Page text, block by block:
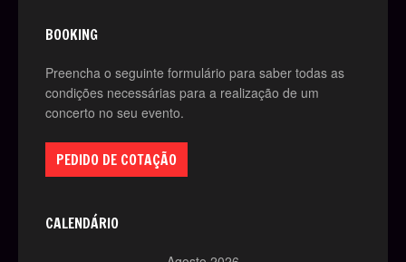
BOOKING
Preencha o seguinte formulário para saber todas as
condições necessárias para a realização de um
concerto no seu evento.
PEDIDO DE COTAÇÃO
CALENDÁRIO